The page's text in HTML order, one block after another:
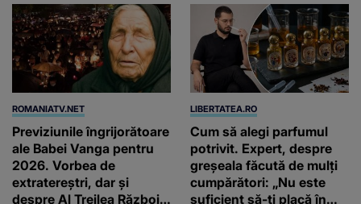
ROMANIATV.NET
Previziunile îngrijorătoare
ale Babei Vanga pentru
2026. Vorbea de
extratereștri, dar și
despre Al Treilea Război
LIBERTATEA.RO
Cum să alegi parfumul
potrivit. Expert, despre
greșeala făcută de mulți
cumpărători: „Nu este
suficient să-ți placă în